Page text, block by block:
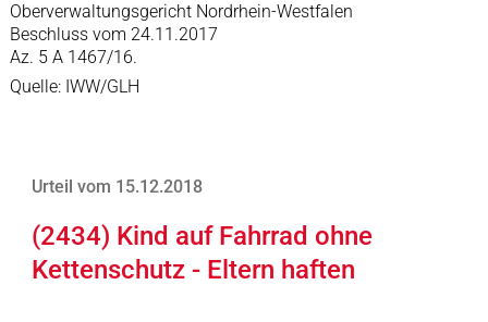
Oberverwaltungsgericht Nordrhein-Westfalen
Beschluss vom 24.11.2017
Az. 5 A 1467/16.
Quelle: IWW/GLH
Urteil vom 15.12.2018
(2434) Kind auf Fahrrad ohne
Kettenschutz - Eltern haften